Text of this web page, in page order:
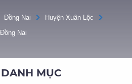
Đồng Nai
Huyện Xuân Lộc
Nai
MỤC